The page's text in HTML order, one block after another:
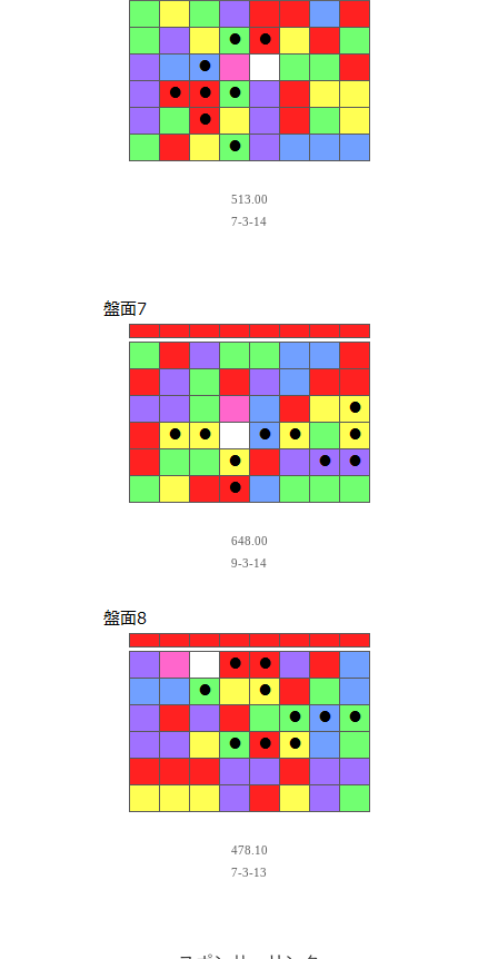
513.00
7-3-14
648.00
9-3-14
478.10
7-3-13